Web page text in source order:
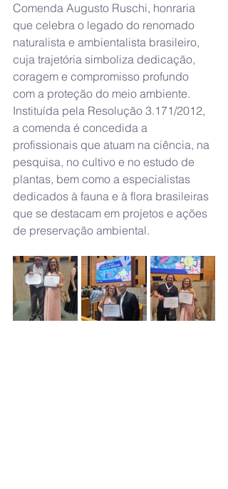
Comenda Augusto Ruschi, honraria
que celebra o legado do renomado
naturalista e ambientalista brasileiro,
cuja trajetória simboliza dedicação,
coragem e compromisso profundo
com a proteção do meio ambiente.
Instituída pela Resolução 3.171/2012,
a comenda é concedida a
profissionais que atuam na ciência, na
pesquisa, no cultivo e no estudo de
plantas, bem como a especialistas
dedicados à fauna e à flora brasileiras
que se destacam em projetos e ações
de preservação ambiental.